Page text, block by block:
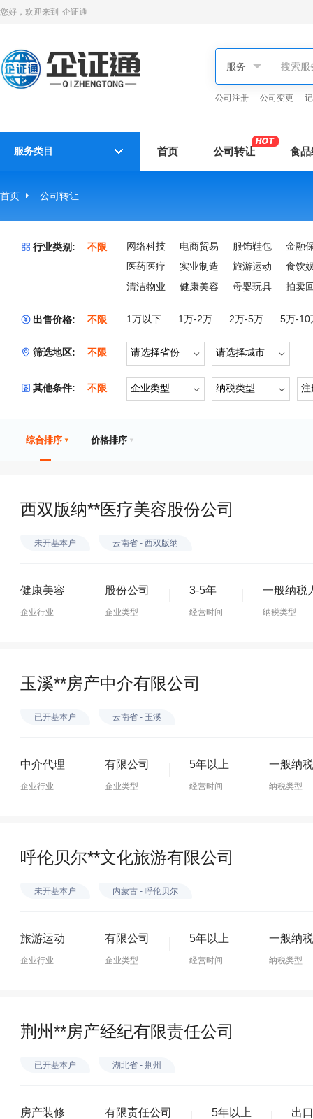
您好，欢迎来到 企证通
公司注册 公司变更
服务类目 首页 公司转让 食
首页 公司转让
行业类别: 不限 网络科技 电商贸易 服饰鞋包
金融
医药医疗
实业制造 旅游运动
食饮
清洁物业
健康美容 母婴玩具 拍卖
出售价格: 不限 1万以下 1万-2万 2万-5万 5万-10
筛选地区: 不限 请选择省份 请选择城市
其他条件: 不限 企业类型 纳税类型 注
综合排序 价格排序
西双版纳**医疗美容股份公司
未开基本户 云南省 - 西双版纳
健康美容
企业行业
股份公司
企业类型
3-5年
经营时间
一般纳税
纳税类型
玉溪**房产中介有限公司
已开基本户 云南省 - 玉溪
中介代理
企业行业
有限公司
企业类型
5年以上
经营时间
一般纳
纳税类型
呼伦贝尔**文化旅游有限公司
未开基本户 内蒙古 - 呼伦贝尔
旅游运动
企业行业
有限公司
企业类型
5年以上
经营时间
一般纳
纳税类型
荆州**房产经纪有限责任公司
已开基本户 湖北省 - 荆州
房产装修 有限责任公司 5年以上 出